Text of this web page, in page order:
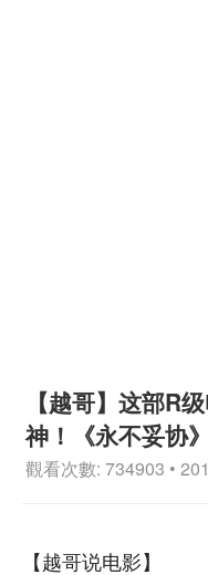
【越哥】这部R
神！《永不妥协》
觀看次數: 734903 •
【越哥说电影】